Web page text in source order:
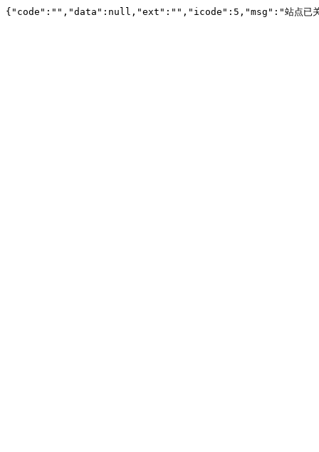
{"code":"","data":null,"ext":"","icode":5,"msg":"站